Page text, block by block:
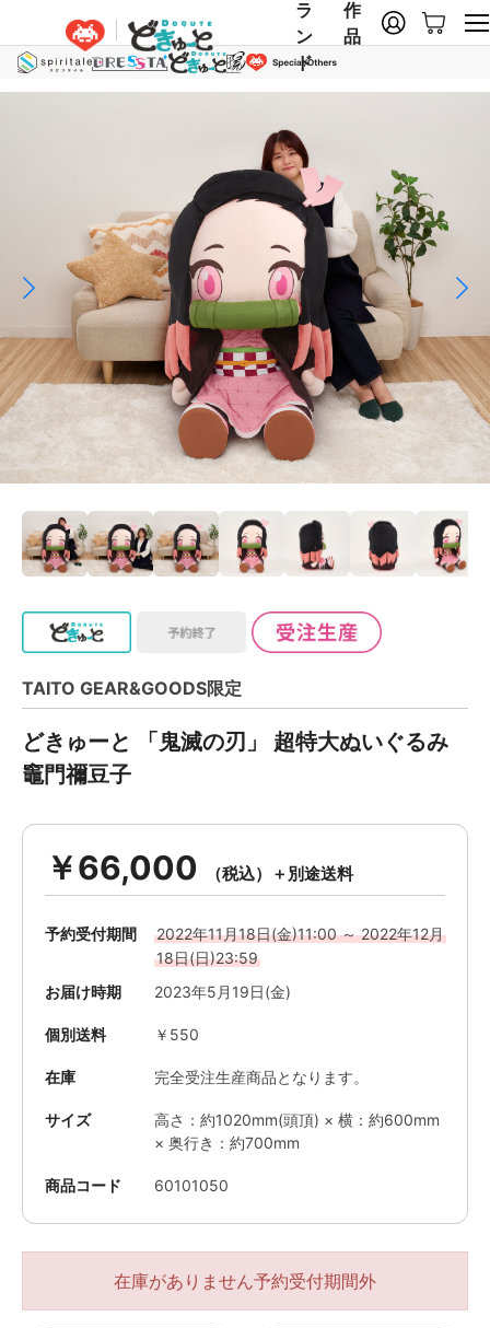
ラ
ン
ド
作
品
どきゅーと 「鬼滅の刃」 超特大ぬいぐるみ
竈門禰豆子
TAITO GEAR&GOODS限定
￥66,000
商品コード 60101050
予約受付期間
2022年11月18日(金)11:00 ～ 2022年12月
18日(日)23:59
お届け時期
2023年5月19日(金)
サイズ
高さ：約1020mm(頭頂) × 横：約600mm
× 奥行き：約700mm
個別送料 ￥550
在庫 完全受注生産商品となります。
在庫がありません